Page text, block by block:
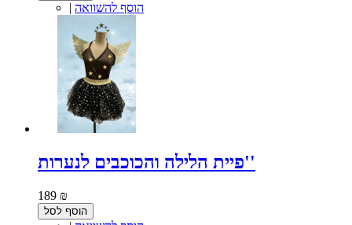
| הוסף להשוואה
פיית הלילה והכוכבים לנערות''
189 ₪
הוסף לסל